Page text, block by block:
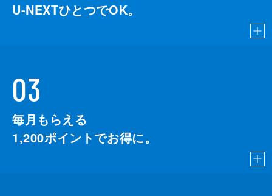
U-NEXTひとつでOK。
03
毎月もらえる
1,200ポイントでお得に。